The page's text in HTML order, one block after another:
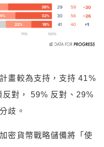
畫較為支持，支持 41%
反對， 59% 反對、29%
歧。
密貨幣戰略儲備將「使